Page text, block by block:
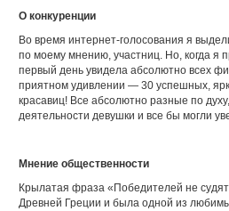
О конкуренции
Во время интернет-голосования я
по моему мнению, участниц. Но, когда я
первый день увидела абсолютно всех
приятном удивлении — 30 успешных,
красавиц! Все абсолютно разные по
деятельности девушки и все бы могли
Мнение общественности
Крылатая фраза «Победителей не
Древней Греции и была одной из